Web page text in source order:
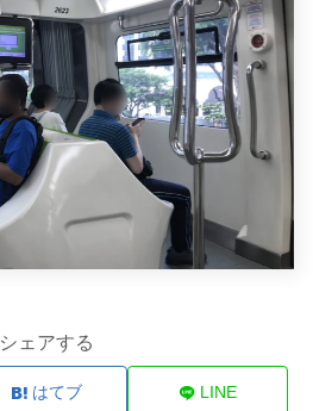
シェアする
はてブ LINE